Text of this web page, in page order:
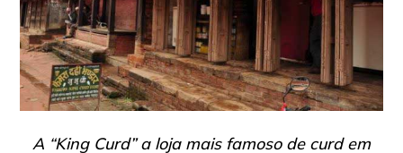
A “King Curd” a loja mais famoso de curd em